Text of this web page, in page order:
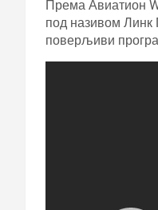
Према Авиатион
под називом Линк
поверљиви